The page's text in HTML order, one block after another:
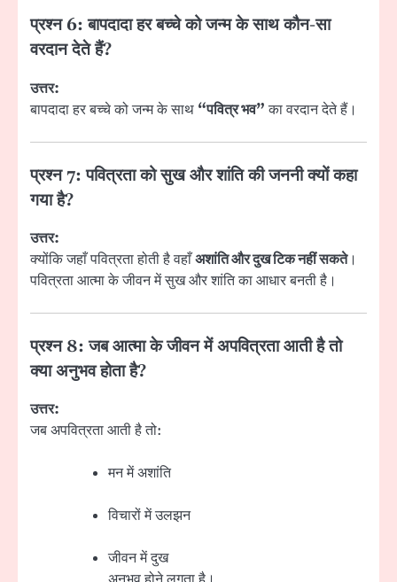
प्रश्न 6: बापदादा हर बच्चे को जन्म के साथ कौन-सा
वरदान देते हैं?
उत्तर:
बापदादा हर बच्चे को जन्म के साथ “पवित्र भव”का वरदान देते हैं।
प्रश्न 7: पवित्रता को सुख और शांति की जननी क्यों कहा
गया है?
उत्तर:
क्योंकि जहाँ पवित्रता होती है वहाँअशांति और दुख टिक नहीं सकते।
पवित्रता आत्मा के जीवन में सुख और शांति का आधार बनती है।
प्रश्न 8: जब आत्मा के जीवन में अपवित्रता आती है तो
क्या अनुभव होता है?
उत्तर:
जब अपवित्रता आती है तो:
मन में अशांति
विचारों में उलझन
जीवन में दुख